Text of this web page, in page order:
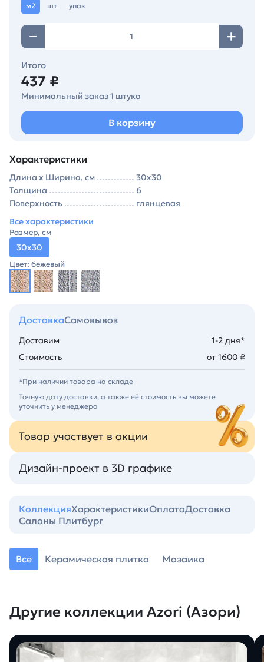
м2 шт упак
Итого
437 ₽
Минимальный заказ 1 штука
В корзину
Характеристики
Длина х Ширина, см
30х30
Толщина
6
Поверхность
глянцевая
Все характеристики
Размер, см
30х30
Цвет: бежевый
ДоставкаСамовывоз
Доставим
1-2 дня*
Стоимость
от 1600 ₽
*При наличии товара на складе
Точную дату доставки, а также её стоимость вы можете
уточнить у менеджера
Товар участвует в акции
Дизайн-проект в 3D графике
КоллекцияХарактеристикиОплатаДоставка
Салоны Плитбург
Все Керамическая плитка Мозаика
Другие коллекции Azori (Азори)